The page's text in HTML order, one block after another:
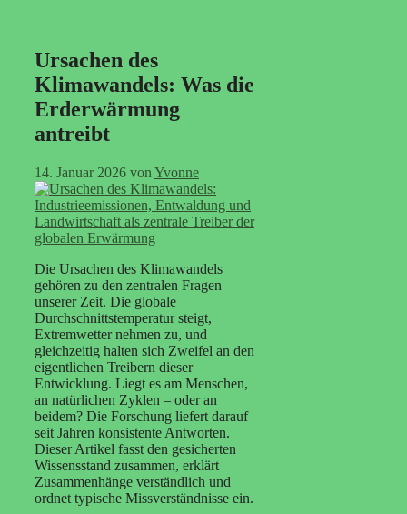
Ursachen des
Klimawandels: Was die
Erderwärmung
antreibt
14. Januar 2026 von Yvonne
Die Ursachen des Klimawandels
gehören zu den zentralen Fragen
unserer Zeit. Die globale
Durchschnittstemperatur steigt,
Extremwetter nehmen zu, und
gleichzeitig halten sich Zweifel an den
eigentlichen Treibern dieser
Entwicklung. Liegt es am Menschen,
an natürlichen Zyklen – oder an
beidem? Die Forschung liefert darauf
seit Jahren konsistente Antworten.
Dieser Artikel fasst den gesicherten
Wissensstand zusammen, erklärt
Zusammenhänge verständlich und
ordnet typische Missverständnisse ein.